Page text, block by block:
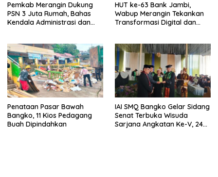
Pemkab Merangin Dukung
PSN 3 Juta Rumah, Bahas
Kendala Administrasi dan
HUT ke-63 Bank Jambi,
Wabup Merangin Tekankan
Transformasi Digital dan
Penataan Pasar Bawah
Bangko, 11 Kios Pedagang
Buah Dipindahkan
IAI SMQ Bangko Gelar Sidang
Senat Terbuka Wisuda
Sarjana Angkatan Ke-V, 243